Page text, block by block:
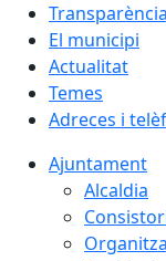
Transparència
El municipi
Actualitat
Temes
Adreces i
Ajuntament
Alcaldia